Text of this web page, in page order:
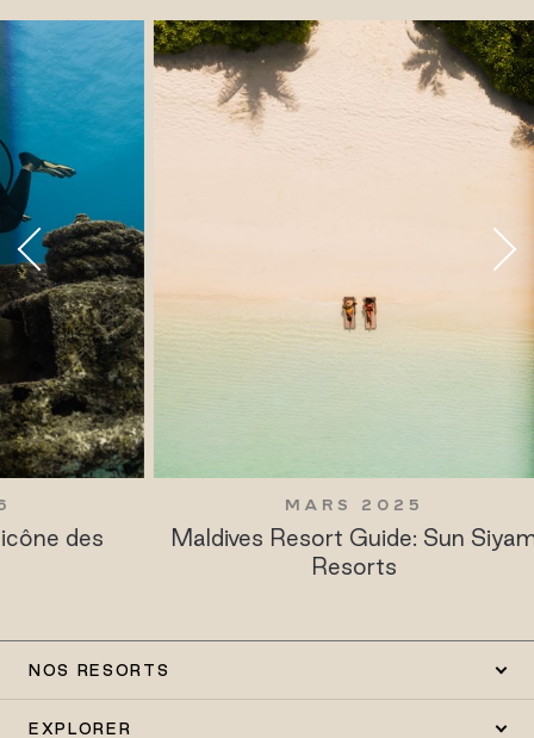
MARS 2025
Maldives Resort Guide: Sun Siyam
NOS RESORTS
EXPLORER